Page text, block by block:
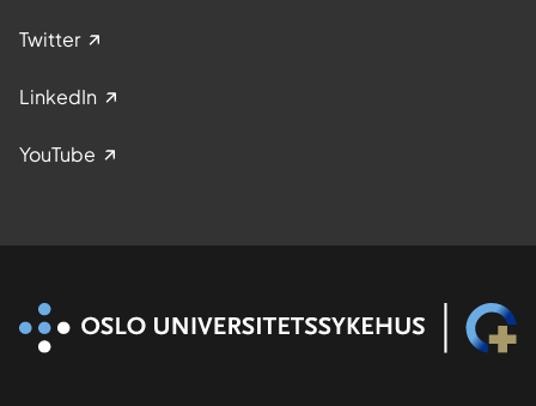
Twitter
LinkedIn
YouTube